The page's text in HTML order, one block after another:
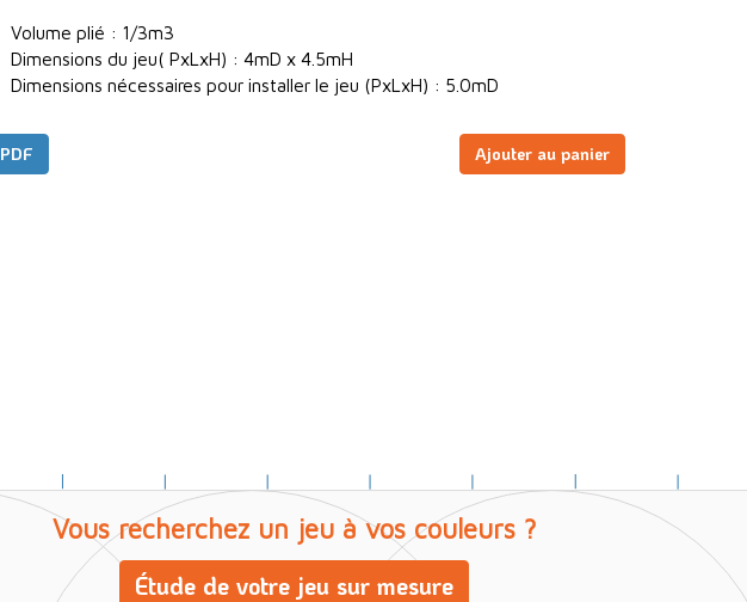
Volume plié : 1/3m3
Dimensions du jeu( PxLxH) : 4mD x 4.5mH
Dimensions nécessaires pour installer le jeu (PxLxH) : 5.0mD
Ajouter au panier
PDF
Vous recherchez un jeu à vos couleurs ?
Étude de votre jeu sur mesure